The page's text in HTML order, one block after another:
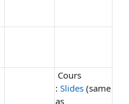
Cours
: Slides (same
as